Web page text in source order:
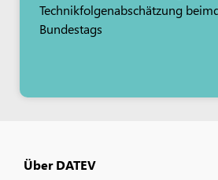
Technikfolgenabschätzung
Bundestags
Über DATEV